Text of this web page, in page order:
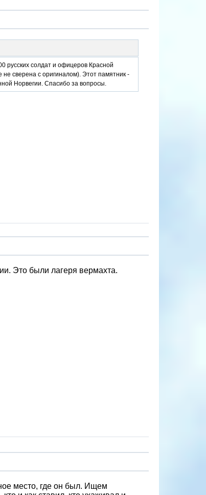
русских солдат и офицеров Красной
не сверена с оригиналом). Этот памятник -
Норвегии. Спасибо за вопросы.
Это были лагеря вермахта.
место, где он был. Ищем